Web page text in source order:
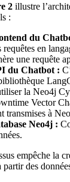
2 illustre
:
du
requêtes en
une requête
du Chatbot :
la Neo4j
Vector
transmises à
Neo4j :
empêche la
partir des